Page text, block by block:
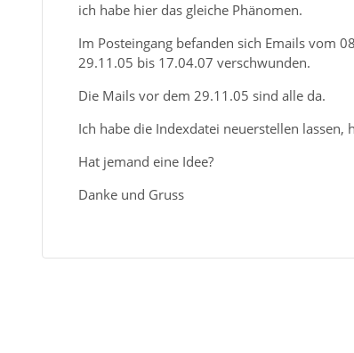
ich habe hier das gleiche Phänomen.
Im Posteingang befanden sich Emails vom
29.11.05 bis 17.04.07 verschwunden.
Die Mails vor dem 29.11.05 sind alle da.
Ich habe die Indexdatei neuerstellen lassen,
Hat jemand eine Idee?
Danke und Gruss